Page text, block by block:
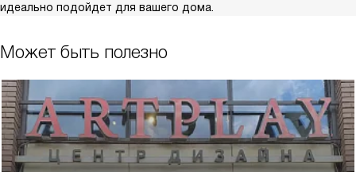
идеально подойдет для вашего дома.
Может быть полезно